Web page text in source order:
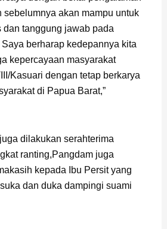
sebelumnya akan mampu untuk
dan tanggung jawab pada
berharap kedepannya kita
kepercayaan masyarakat
Kasuari dengan tetap berkarya
di Papua Barat,”
dilakukan serahterima
ranting,Pangdam juga
kepada Ibu Persit yang
dan duka dampingi suami